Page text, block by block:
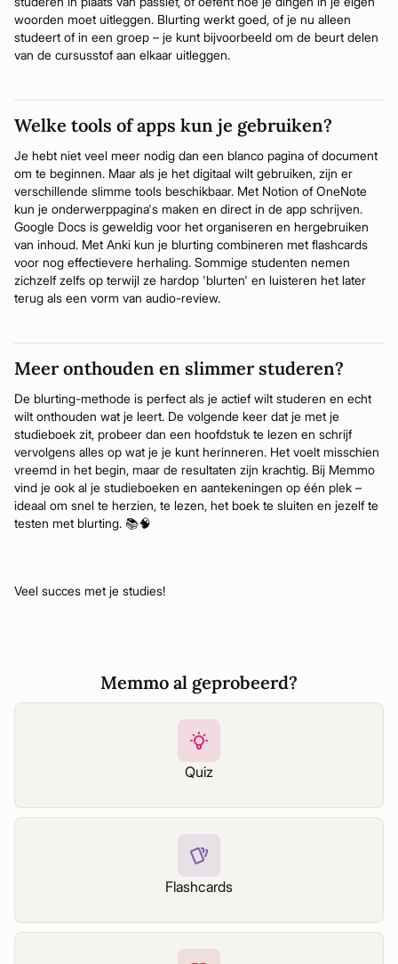
woorden moet uitleggen. Blurting werkt goed, of je nu alleen
studeert of in een groep – je kunt bijvoorbeeld om de beurt delen
van de cursusstof aan elkaar uitleggen.
Welke tools of apps kun je gebruiken?
Je hebt niet veel meer nodig dan een blanco pagina of document
om te beginnen. Maar als je het digitaal wilt gebruiken, zijn er
verschillende slimme tools beschikbaar. Met Notion of OneNote
kun je onderwerppagina's maken en direct in de app schrijven.
Google Docs is geweldig voor het organiseren en hergebruiken
van inhoud. Met Anki kun je blurting combineren met flashcards
voor nog effectievere herhaling. Sommige studenten nemen
zichzelf zelfs op terwijl ze hardop 'blurten' en luisteren het later
terug als een vorm van audio-review.
Meer onthouden en slimmer studeren?
De blurting-methode is perfect als je actief wilt studeren en echt
wilt onthouden wat je leert. De volgende keer dat je met je
studieboek zit, probeer dan een hoofdstuk te lezen en schrijf
vervolgens alles op wat je je kunt herinneren. Het voelt misschien
vreemd in het begin, maar de resultaten zijn krachtig. Bij Memmo
vind je ook al je studieboeken en aantekeningen op één plek –
ideaal om snel te herzien, te lezen, het boek te sluiten en jezelf te
testen met blurting. 📚🧠
Veel succes met je studies!
Memmo al geprobeerd?
Quiz
Flashcards